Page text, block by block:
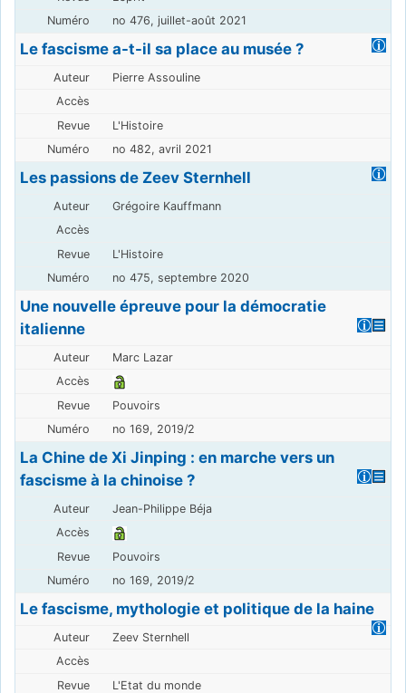
no 476, juillet-août 2021
Le fascisme a-t-il sa place au musée ?
Pierre Assouline
L'Histoire
no 482, avril 2021
Les passions de Zeev Sternhell
Grégoire Kauffmann
L'Histoire
no 475, septembre 2020
Une nouvelle épreuve pour la démocratie
italienne
Marc Lazar
Pouvoirs
no 169, 2019/2
La Chine de Xi Jinping : en marche vers un
fascisme à la chinoise ?
Jean-Philippe Béja
Pouvoirs
no 169, 2019/2
Le fascisme, mythologie et politique de la haine
Zeev Sternhell
L'Etat du monde